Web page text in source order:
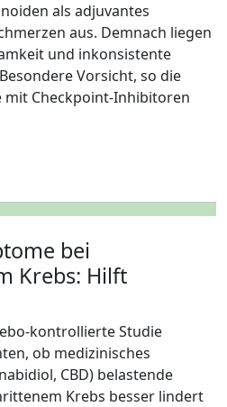
als adjuvantes
aus. Demnach liegen
und inkonsistente
Vorsicht, so die
mit Checkpoint-Inhibitoren
bei
Krebs: Hilft
kontrollierte Studie
ob medizinisches
CBD) belastende
Krebs besser lindert